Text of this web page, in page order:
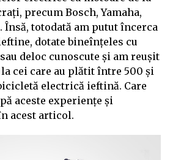
precum Bosch, Yamaha,
Însă, totodată am putut încerca
dotate bineînțeles cu
deloc cunoscute și am reușit
cei care au plătit între 500 și
electrică ieftină. Care
aceste experiențe și
acest articol.